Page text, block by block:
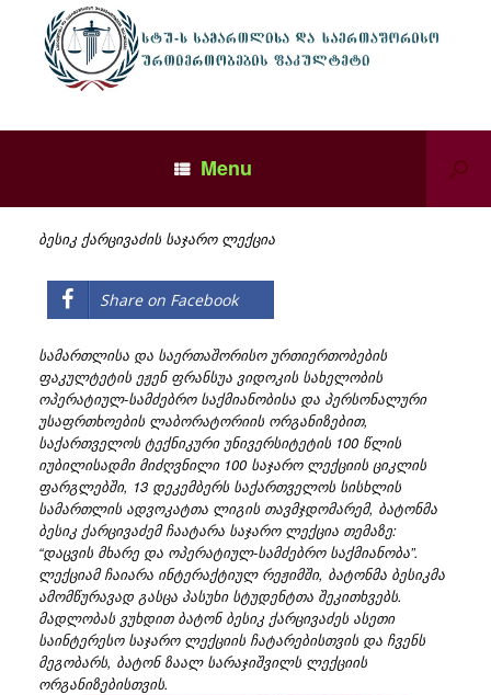
Menu
ბესიკ ქარცივაძის საჯარო ლექცია
Share on Facebook
სამართლისა და საერთაშორისო ურთიერთობების
ფაკულტეტის ეჟენ ფრანსუა ვიდოკის სახელობის
ოპერატიულ-სამძებრო საქმიანობისა და პერსონალური
უსაფრთხოების ლაბორატორიის ორგანიზებით,
საქართველოს ტექნიკური უნივერსიტეტის 100 წლის
იუბილისადმი მიძღვნილი 100 საჯარო ლექციის ციკლის
ფარგლებში, 13 დეკემბერს საქართველოს სისხლის
სამართლის ადვოკატთა ლიგის თავმჯდომარემ, ბატონმა
ბესიკ ქარცივაძემ ჩაატარა საჯარო ლექცია თემაზე:
“დაცვის მხარე და ოპერატიულ-სამძებრო საქმიანობა”.
ლექციამ ჩაიარა ინტერაქტიულ რეჟიმში, ბატონმა ბესიკმა
ამომწურავად გასცა პასუხი სტუდენტთა შეკითხვებს.
მადლობას ვუხდით ბატონ ბესიკ ქარცივაძეს ასეთი
საინტერესო საჯარო ლექციის ჩატარებისთვის და ჩვენს
მეგობარს, ბატონ ზაალ სარაჯიშვილს ლექციის
ორგანიზებისთვის.